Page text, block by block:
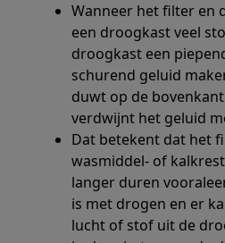
Wanneer het filter en
een droogkast veel
droogkast een
schurend geluid
duwt op de
verdwijnt het geluid
Dat betekent dat het
wasmiddel- of
langer duren
is met drogen en er
lucht of stof uit de